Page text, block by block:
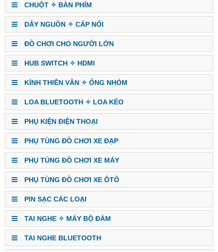
CHUỘT ✧ BÀN PHÍM
DÂY NGUỒN ✧ CÁP NỐI
ĐỒ CHƠI CHO NGƯỜI LỚN
HUB SWITCH ✧ HDMI
KÍNH THIÊN VĂN ✧ ỐNG NHÒM
LOA BLUETOOTH ✧ LOA KÉO
PHỤ KIỆN ĐIỆN THOẠI
PHỤ TÙNG ĐỒ CHƠI XE ĐẠP
PHỤ TÙNG ĐỒ CHƠI XE MÁY
PHỤ TÙNG ĐỒ CHƠI XE ÔTÔ
PIN SẠC CÁC LOẠI
TAI NGHE ✧ MÁY BỘ ĐÀM
TAI NGHE BLUETOOTH